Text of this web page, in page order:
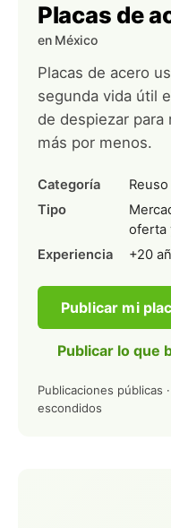
Placas de
en México
Placas de acero
segunda vida útil
de despiezar
más por menos.
Categoría
Reuso
Tipo
oferta
Experiencia
+20
Publicar mi
Publicar lo que
Publicaciones públicas
escondidos